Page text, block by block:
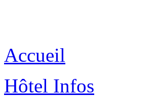
Accueil
Hôtel Infos